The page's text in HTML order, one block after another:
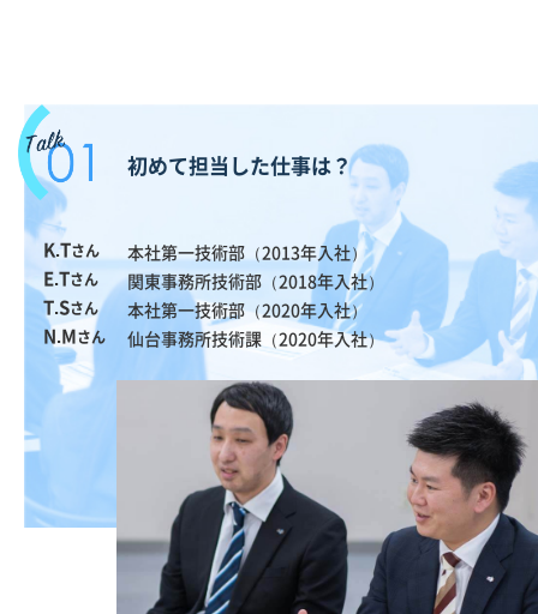
初めて担当した仕事は？
K.Tさん 本社第一技術部（2013年入社）
E.Tさん 関東事務所技術部（2018年入社）
T.Sさん 本社第一技術部（2020年入社）
N.Mさん 仙台事務所技術課（2020年入社）